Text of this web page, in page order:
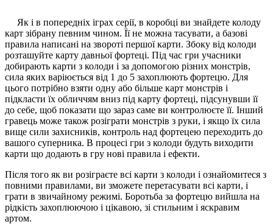
Як і в попередніх іграх серії, в коробці ви знайдете колоду
карт зібрану певним чином. Її не можна тасувати, а базові
правила написані на звороті першої карти. Збоку від колоди
розташуйте карту давньої фортеці. Під час гри учасники
добирають карти з колоди і за допомогою різних монстрів,
сила яких варіюється від 1 до 5 захоплюють фортецю. Для
цього потрібно взяти одну або більше карт монстрів і
підкласти їх обличчям вниз під карту фортеці, підсунувши її
до себе, щоб показати що зараз саме ви контролюєте її. Інший
гравець може також розіграти монстрів з руки, і якщо їх сила
вище сили захисників, контроль над фортецею переходить до
вашого суперника. В процесі гри з колоди будуть виходити
карти що додають в гру нові правила і ефекти.
Після того як ви розіграєте всі карти з колоди і ознайомитеся з
повними правилами, ви зможете перетасувати всі карти, і
грати в звичайному режимі. Боротьба за фортецю вийшла на
рідкість захоплюючою і цікавою, зі стильним і яскравим
артом.